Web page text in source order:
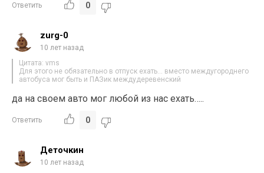
Ответить 0
zurg-0
10 лет назад
Цитата: vms
Для этого не обязательно в отпуск ехать… вместо междугороднего
автобуса мог быть и ПАЗик междудеревенский
да на своем авто мог любой из нас ехать…..
Ответить 0
Деточкин
10 лет назад